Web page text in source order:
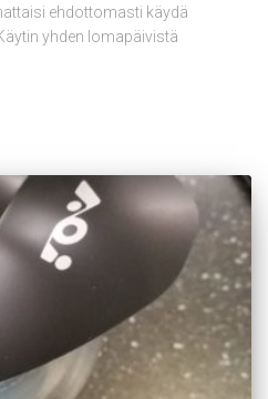
ehdottomasti käydä
yhden lomapäivistä